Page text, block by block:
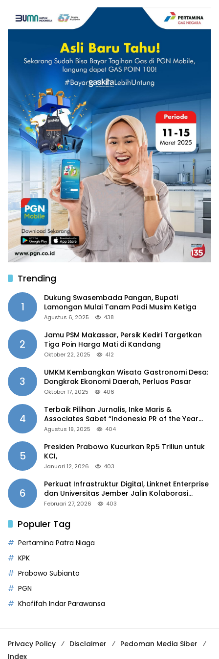
Trending
1
Dukung Swasembada Pangan, Bupati
Lamongan Mulai Tanam Padi Musim Ketiga
Agustus 6, 2025 438
2
Jamu PSM Makassar, Persik Kediri Targetkan
Tiga Poin Harga Mati di Kandang
Oktober 22, 2025 412
3
UMKM Kembangkan Wisata Gastronomi Desa:
Dongkrak Ekonomi Daerah, Perluas Pasar
Oktober 17, 2025 406
4
Terbaik Pilihan Jurnalis, Inke Maris &
Associates Sabet “Indonesia PR of the Year
2025”
Agustus 19, 2025 404
5
Presiden Prabowo Kucurkan Rp5 Triliun untuk
KCI,
Januari 12, 2026 403
6
Perkuat Infrastruktur Digital, Linknet Enterprise
dan Universitas Jember Jalin Kolaborasi
Smart Campus Berbasis AI
Februari 27, 2026 403
Populer Tag
Pertamina Patra Niaga
KPK
Prabowo Subianto
PGN
Khofifah Indar Parawansa
Privacy Policy Disclaimer
Pedoman Media Siber
Index